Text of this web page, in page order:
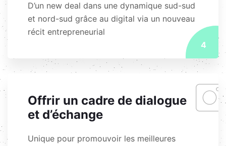
D’un new deal dans une dynamique sud-sud
et nord-sud grâce au digital via un nouveau
récit entrepreneurial
4
Offrir un cadre de dialogue
et d’échange
Unique pour promouvoir les meilleures